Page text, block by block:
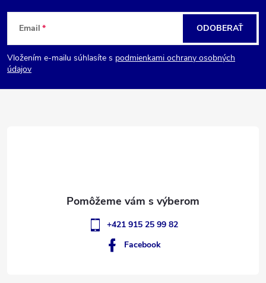
Z
á
p
Email
Vložením e-mailu súhlasíte s podmienkami ochrany osobných
údajov
ODOBERAŤ
+421 915 25 99 82
Facebook